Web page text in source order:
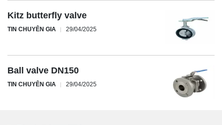
Kitz butterfly valve
TIN CHUYÊN GIA 29/04/2025
Ball valve DN150
TIN CHUYÊN GIA 29/04/2025